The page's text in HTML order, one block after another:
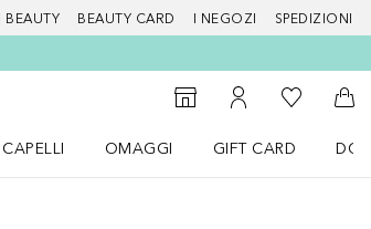
BEAUTY BEAUTY CARD I NEGOZI SPEDIZIONI
StorefinderAl Mio Account
Alla Mia
Al
CAPELLI
OMAGGI
GIFT CARD